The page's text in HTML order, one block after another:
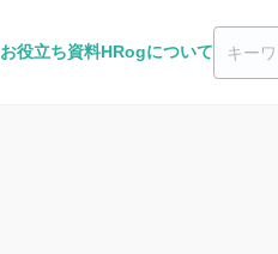
お役立ち資料HRogについて